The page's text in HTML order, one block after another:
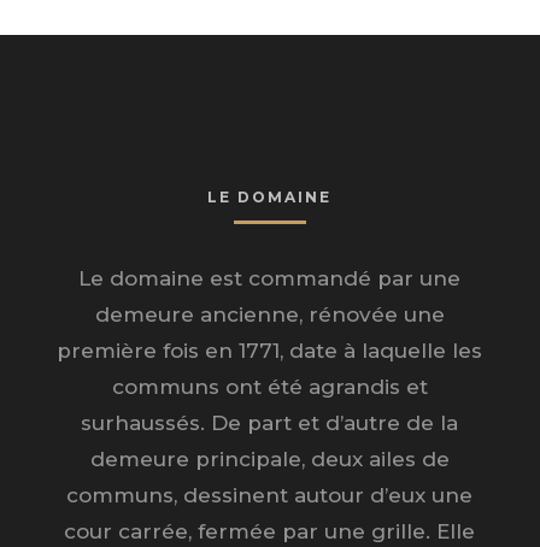
LE DOMAINE
Le domaine est commandé par une
demeure ancienne, rénovée une
première fois en 1771, date à laquelle les
communs ont été agrandis et
surhaussés. De part et d’autre de la
demeure principale, deux ailes de
communs, dessinent autour d’eux une
cour carrée, fermée par une grille. Elle